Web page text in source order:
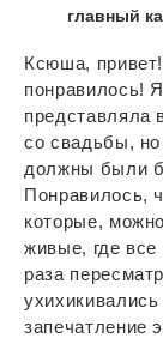
главный
Ксюша,
понравилось!
представляла
со свадьбы, но
должны были
Понравилось,
которые,
живые, где
раза
запечатление